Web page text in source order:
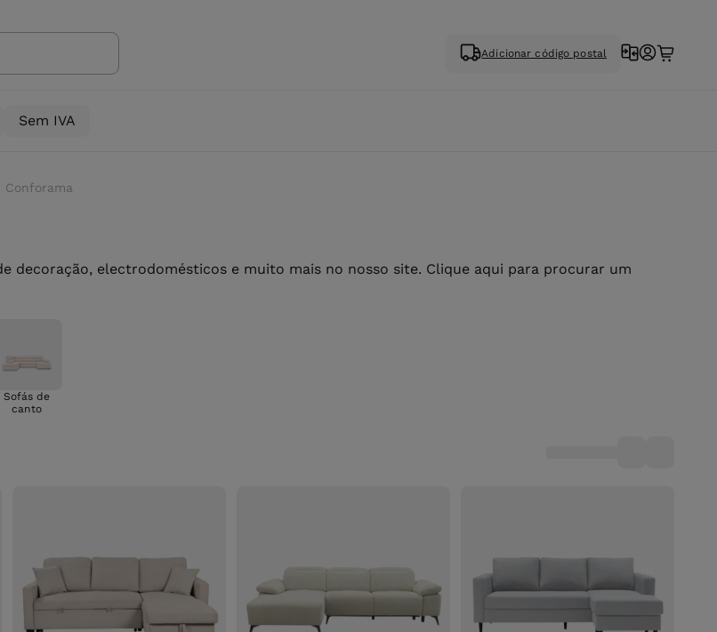
Adicionar código postal
Sem IVA
decoração, electrodomésticos e muito mais no nosso site. Clique aqui para procurar um
Sofás de
canto